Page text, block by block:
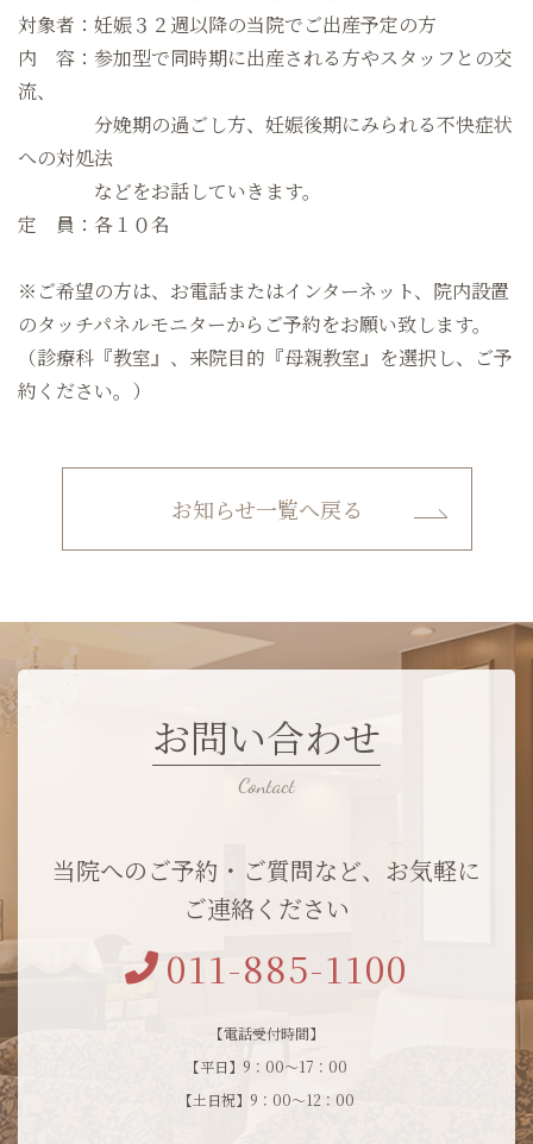
対象者：妊娠３２週以降の当院でご出産予定の方
内 容：参加型で同時期に出産される方やスタッフとの交
流、
分娩期の過ごし方、妊娠後期にみられる不快症状
への対処法
などをお話していきます。
定 員：各１０名
※ご希望の方は、お電話またはインターネット、院内設置
のタッチパネルモニターからご予約をお願い致します。
（診療科『教室』、来院目的『母親教室』を選択し、ご予
約ください。）
お知らせ一覧へ戻る
お問い合わせ
当院へのご予約・ご質問など、お気軽に
ご連絡ください
011-885-1100
【電話受付時間】
【平日】9：00～17：00
【土日祝】9：00～12：00